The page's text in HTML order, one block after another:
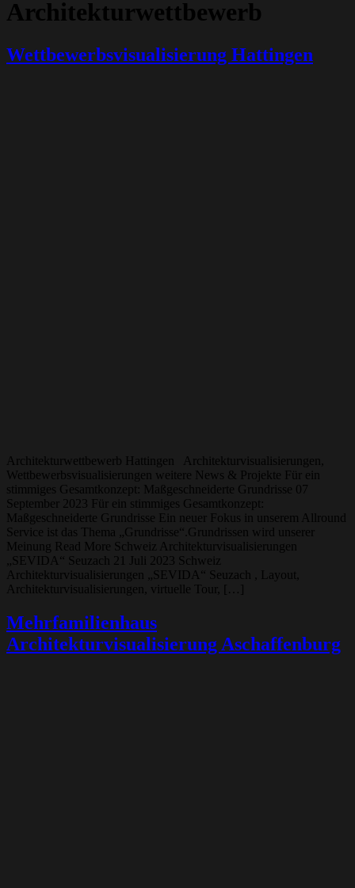
Architekturwettbewerb
Wettbewerbsvisualisierung Hattingen
Architekturwettbewerb Hattingen Architekturvisualisierungen,
Wettbewerbsvisualisierungen weitere News & Projekte Für ein
stimmiges Gesamtkonzept: Maßgeschneiderte Grundrisse 07
September 2023 Für ein stimmiges Gesamtkonzept:
Maßgeschneiderte Grundrisse Ein neuer Fokus in unserem Allround
Service ist das Thema „Grundrisse“.Grundrissen wird unserer
Meinung Read More Schweiz Architekturvisualisierungen
„SEVIDA“ Seuzach 21 Juli 2023 Schweiz
Architekturvisualisierungen „SEVIDA“ Seuzach , Layout,
Architekturvisualisierungen, virtuelle Tour, […]
Mehrfamilienhaus
Architekturvisualisierung Aschaffenburg